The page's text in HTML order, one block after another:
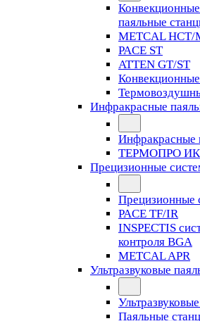
паяльные
METCAL HCT/
PACE ST
ATTEN GT/ST
Инфракрасные
Инфракрасные
ТЕРМОПРО ИК
Прецизионные
Прецизионные
PACE TF/IR
INSPECTIS
контроля BGA
METCAL APR
Ультразвуковые
Паяльные